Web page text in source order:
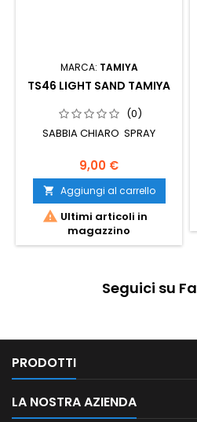
MARCA: TAMIYA
TS46 LIGHT SAND TAMIYA
(0)
SABBIA CHIARO SPRAY
9,00 €
 Aggiungi al carrello
 Ultimi articoli in
magazzino
Seguici su
PRODOTTI
LA NOSTRA AZIENDA